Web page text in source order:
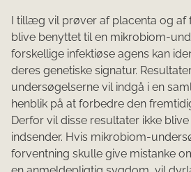
I tillæg vil prøver af placenta og af
blive benyttet til en mikrobiom-
forskellige infektiøse agens kan
deres genetiske signatur.
undersøgelserne vil indgå i en
henblik på at forbedre den
Derfor vil disse resultater ikke
indsender. Hvis mikrobiom-
forventning skulle give mistanke